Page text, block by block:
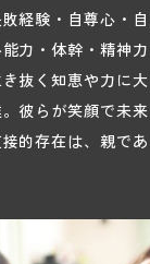
経験・自尊心・
力・体幹・精神力
抜く知恵や力に
彼らが笑顔で未
的存在は、親で
。